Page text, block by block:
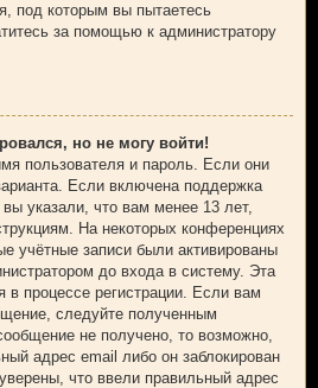
под которым вы пытаетесь
за помощью к администратору
но не могу войти!
пользователя и пароль. Если они
Если включена поддержка
указали, что вам менее 13 лет,
На некоторых конференциях
учётные записи были активированы
до входа в систему. Эта
в процессе регистрации. Если вам
следуйте полученным
не получено, то возможно,
адрес email либо он заблокирован
что ввели правильный адрес